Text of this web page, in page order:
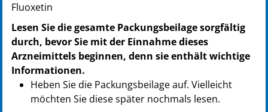
PPN: 110182296842
NTIN: 04150018229682
PZN: 01822974
PPN: 110182297408
NTIN: 04150018229743
Fluoxetin
Lesen Sie die gesamte Packungsbeilage sorgfältig
durch, bevor Sie mit der Einnahme dieses
Arzneimittels beginnen, denn sie enthält wichtige
Informationen.
Heben Sie die Packungsbeilage auf. Vielleicht
möchten Sie diese später nochmals lesen.